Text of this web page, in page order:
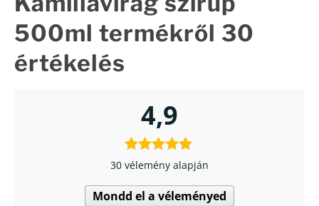
500ml termékről 30
értékelés
4,9
30 vélemény alapján
Mondd el a véleményed